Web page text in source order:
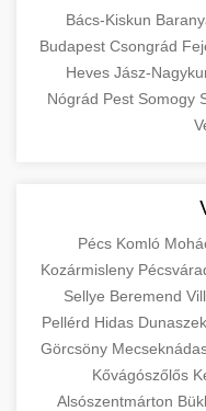
Bács-Kiskun
Budapest Csongrád
Heves Jász-
Nógrád Pest Somogy
Pécs Komló
Kozármisleny
Sellye Beremend
Pellérd Hidas
Görcsöny
Kővágószőlős
Alsószentmárton